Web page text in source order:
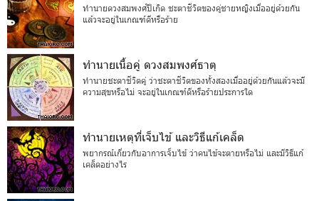
ทำนายดวงสมพงศ์ปีเกิด ชะตาชีวิตของคู่ชายหญิงเมื่ออยู่ด้วยกัน
แล้วจะอยู่ในเกณฑ์ดีหรือร้าย
ทำนายเนื้อคู่ ดวงสมพงศ์ธาตุ
ทำนายชะตาชีวิตคู่ ว่าชะตาชีวิตของทั้งสองเมื่ออยู่ด้วยกันแล้วจะมี
ความสุขหรือไม่ จะอยู่ในเกณฑ์ดีหรือร้ายประการใด
ทำนายเหตุที่เจ็บไข้ และวิธีแก้เคล็ด
พยากรณ์เกี่ยวกับอาการเจ็บไข้ ว่าคนไข้จะตายหรือไม่ และมีวิธีแก้
เคล็ดอย่างไร